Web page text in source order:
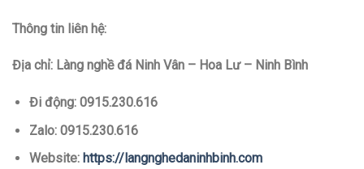
Thông tin liên hệ:
Địa chỉ: Làng nghề đá Ninh Vân – Hoa Lư – Ninh Bình
Đi động: 0915.230.616
Zalo: 0915.230.616
Website: https://langnghedaninhbinh.com